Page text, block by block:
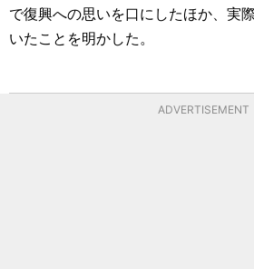
で復興への思いを口にしたほか、実
いたことを明かした。
ADVERTISEMENT